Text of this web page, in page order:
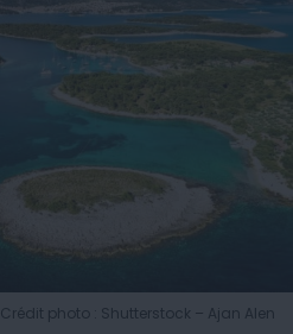
Crédit photo : Shutterstock – Ajan Alen